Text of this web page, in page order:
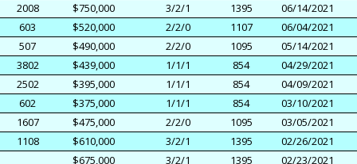
2008
$750,000 3/2/1 1395
06/14/2021
603
$520,000 2/2/0 1107
06/04/2021
507
$490,000 2/2/0 1095
05/14/2021
3802
$439,000 1/1/1 854
04/29/2021
2502
$395,000 1/1/1 854
04/09/2021
602
$375,000 1/1/1 854
03/10/2021
1607
$475,000 2/2/0 1095
03/05/2021
1108
$610,000 3/2/1 1395
02/26/2021
$675,000
3/2/1 1395
02/23/2021